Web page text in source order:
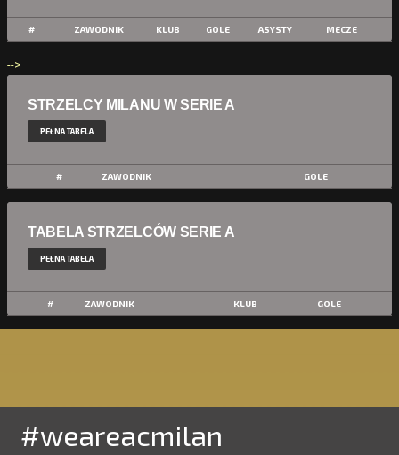
# ZAWODNIK KLUB GOLE ASYSTY MECZE
-->
STRZELCY MILANU W SERIE A
PEŁNA TABELA
# ZAWODNIK GOLE
TABELA STRZELCÓW SERIE A
PEŁNA TABELA
# ZAWODNIK KLUB GOLE
#weareacmilan